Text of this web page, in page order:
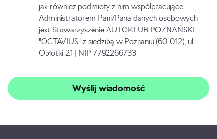
jak również podmioty z nim współpracujące.
Administratorem Pani/Pana danych osobowych
jest Stowarzyszenie AUTOKLUB POZNAŃSKI
"OCTAVIUS" z siedzibą w Poznaniu (60-012), ul.
Opłotki 21 | NIP 7792266733